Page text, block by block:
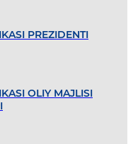
PREZIDENTI
OLIY MAJLISI